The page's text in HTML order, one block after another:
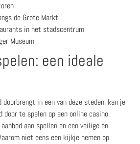
de Grote Markt
in het stadscentrum
Museum
een ideale
in een van deze steden, kan je
door te spelen op een online casino.
aan spellen en een veilige en
niet eens een kijkje nemen op